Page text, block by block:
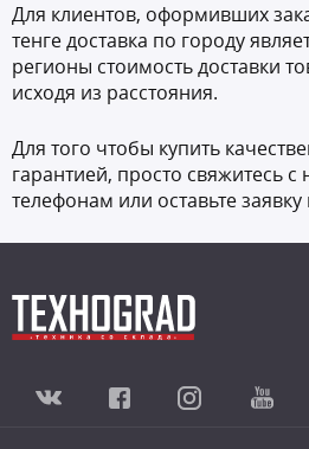
Для клиентов, оформивших
тенге доставка по городу
регионы стоимость доставки
исходя из расстояния.
Для того чтобы купить
гарантией, просто свяжитесь
телефонам или оставьте заявку